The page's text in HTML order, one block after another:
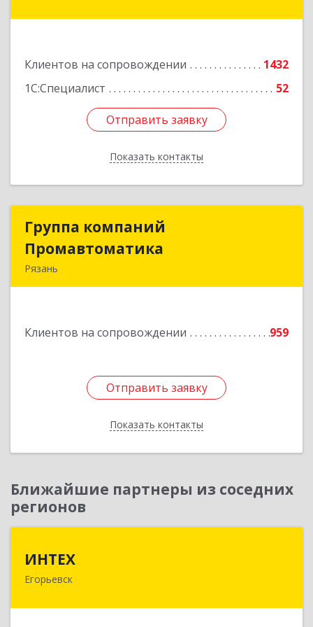
Клиентов на сопровождении
1432
1С:Специалист
52
Отправить заявку
Показать контакты
Отправить заявку
Назад
Группа компаний
Промавтоматика
Рязань
Клиентов на сопровождении 959
Отправить заявку
Показать контакты
Группа компаний
Промавтоматика
Подробнее
Отправить заявку
Назад
Ближайшие партнеры из соседних
регионов
ИНТЕХ
Егорьевск
140300, Московская обл, Егорьевск г, 5-й мкр,